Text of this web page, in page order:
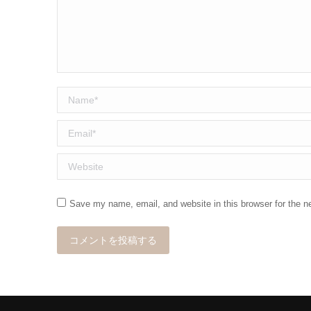
Name *
Email *
Website
Save my name, email, and website in this browser for the
コメントを投稿する